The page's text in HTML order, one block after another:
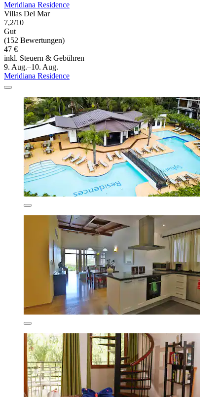
Meridiana Residence
Villas Del Mar
7,2/10
Gut
(152 Bewertungen)
47 €
inkl. Steuern & Gebühren
9. Aug.–10. Aug.
Meridiana Residence